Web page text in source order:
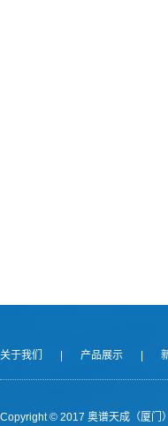
关于我们 产品展示
Copyright © 2017 奥谱天成（厦门